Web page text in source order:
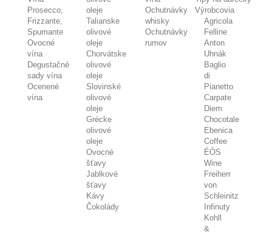
Prosecco,
Frizzante,
Spumante
Ovocné
vína
Degustačné
sady vína
Ocenené
vína
oleje
Talianske
olivové
oleje
Chorvátske
olivové
oleje
Slovinské
olivové
oleje
Grécke
olivové
oleje
Ovocné
šťavy
Jablkové
šťavy
Kávy
Čokolády
Ochutnávky
whisky
Ochutnávky
rumov
Výrobcovia
Agricola
Felline
Anton
Uhnák
Baglio
di
Pianetto
Carpate
Diem
Chocotale
Ebenica
Coffee
ÉÓS
Wine
Freiherr
von
Schleinitz
Infinuty
Kohll
&